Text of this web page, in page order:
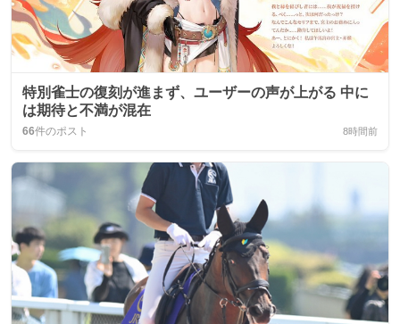
特別雀士の復刻が進まず、ユーザーの声が上がる 中に
は期待と不満が混在
66件のポスト 8時間前